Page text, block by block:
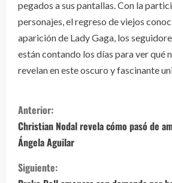
pegados a sus pantallas. Con la
personajes, el regreso de viejos
aparición de Lady Gaga, los
están contando los días para ver qué
revelan en este oscuro y fascinante
S
i
g
Anterior:
Christian Nodal revela cómo pasó de
Ángela Aguilar
Siguiente: